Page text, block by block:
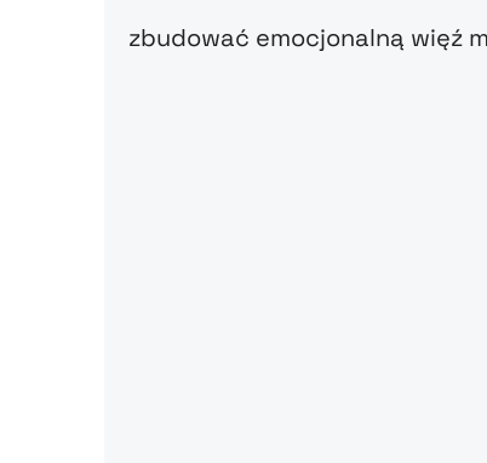
zbudować emocjonalną więź